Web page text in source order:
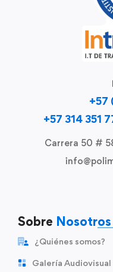
+57
+57 314 351
Carrera 50 #
Sobre Nosotros
¿Quiénes somos?
Galería Audiovisual